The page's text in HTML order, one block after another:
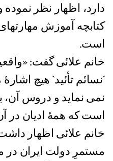
دارد، اظهار نظر
کتابچه آموزش
است.
خانم علائی گفت:
´نسائم تأئید` هیچ
نمی نماید و دروس آن،
است که همۀ ادیان در
خانم علائی اظهار
مستمرِ دولت ایران در